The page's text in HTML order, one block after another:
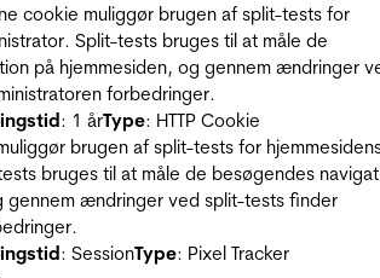
cookie muliggør brugen af split-tests for
Split-tests bruges til at måle de
på hjemmesiden, og gennem ændringer
forbedringer.
: 1 årType: HTTP Cookie
brugen af split-tests for
bruges til at måle de besøgendes
gennem ændringer ved split-tests finder
: SessionType: Pixel Tracker